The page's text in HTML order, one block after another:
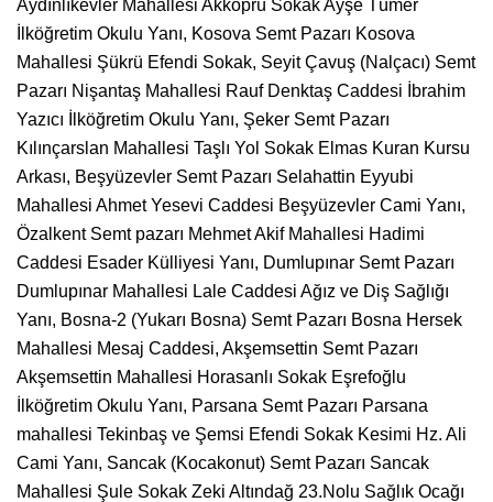
Aydınlıkevler Mahallesi Akköprü Sokak Ayşe Tümer
İlköğretim Okulu Yanı, Kosova Semt Pazarı Kosova
Mahallesi Şükrü Efendi Sokak, Seyit Çavuş (Nalçacı) Semt
Pazarı Nişantaş Mahallesi Rauf Denktaş Caddesi İbrahim
Yazıcı İlköğretim Okulu Yanı, Şeker Semt Pazarı
Kılınçarslan Mahallesi Taşlı Yol Sokak Elmas Kuran Kursu
Arkası, Beşyüzevler Semt Pazarı Selahattin Eyyubi
Mahallesi Ahmet Yesevi Caddesi Beşyüzevler Cami Yanı,
Özalkent Semt pazarı Mehmet Akif Mahallesi Hadimi
Caddesi Esader Külliyesi Yanı, Dumlupınar Semt Pazarı
Dumlupınar Mahallesi Lale Caddesi Ağız ve Diş Sağlığı
Yanı, Bosna-2 (Yukarı Bosna) Semt Pazarı Bosna Hersek
Mahallesi Mesaj Caddesi, Akşemsettin Semt Pazarı
Akşemsettin Mahallesi Horasanlı Sokak Eşrefoğlu
İlköğretim Okulu Yanı, Parsana Semt Pazarı Parsana
mahallesi Tekinbaş ve Şemsi Efendi Sokak Kesimi Hz. Ali
Cami Yanı, Sancak (Kocakonut) Semt Pazarı Sancak
Mahallesi Şule Sokak Zeki Altındağ 23.Nolu Sağlık Ocağı